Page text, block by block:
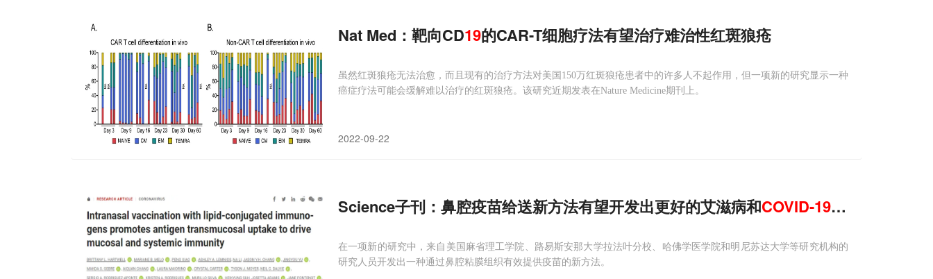
Nat Med：靶向CD19的CAR-T细胞疗法有望治疗难治性红斑狼疮
虽然红斑狼疮无法治愈，而且现有的治疗方法对美国150万红斑狼疮患者中的许多人不起作用，但一项新的研究显示一种
癌症疗法可能会缓解难以治疗的红斑狼疮。该研究近期发表在Nature Medicine期刊上。
2022-09-22
Science子刊：鼻腔疫苗给送新方法有望开发出更好的艾滋病和COVID-19疫苗
在一项新的研究中，来自美国麻省理工学院、路易斯安那大学拉法叶分校、哈佛学医学院和明尼苏达大学等研究机构的
研究人员开发出一种通过鼻腔粘膜组织有效提供疫苗的新方法。